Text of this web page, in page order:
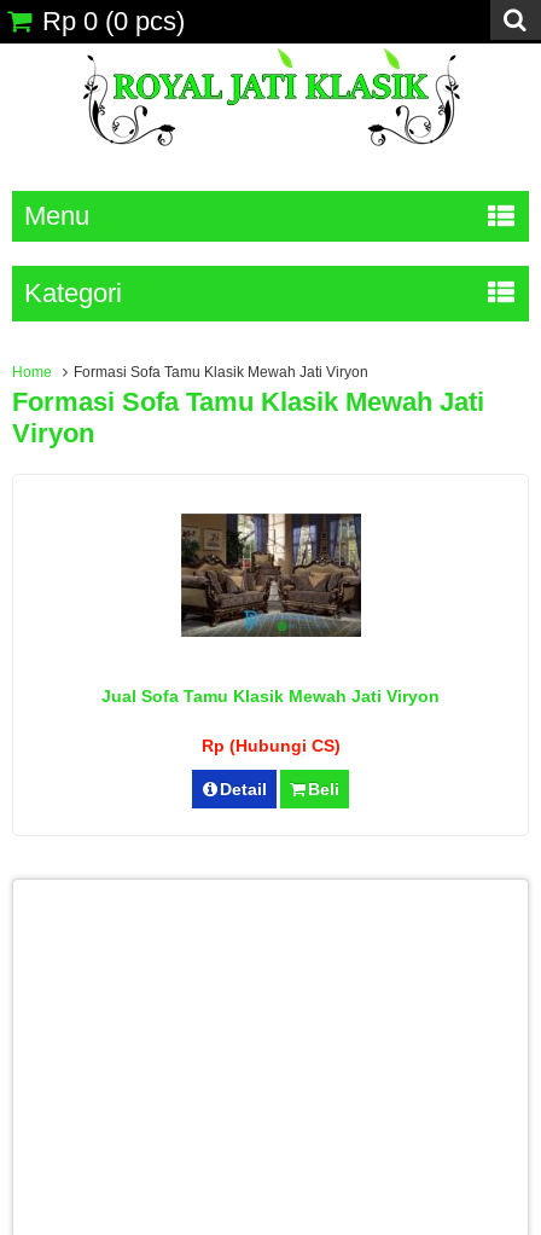
Rp 0 (0 pcs)
Menu
Kategori
Home Formasi Sofa Tamu Klasik Mewah Jati Viryon
Formasi Sofa Tamu Klasik Mewah Jati
Viryon
Jual Sofa Tamu Klasik Mewah Jati Viryon
Rp (Hubungi CS)
Detail Beli